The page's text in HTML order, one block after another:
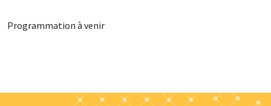
Programmation à venir